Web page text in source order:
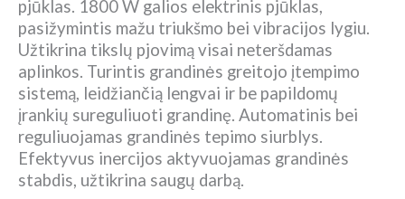
pjūklas. 1800 W galios elektrinis pjūklas,
pasižymintis mažu triukšmo bei vibracijos lygiu.
Užtikrina tikslų pjovimą visai neteršdamas
aplinkos. Turintis grandinės greitojo įtempimo
sistemą, leidžiančią lengvai ir be papildomų
įrankių sureguliuoti grandinę. Automatinis bei
reguliuojamas grandinės tepimo siurblys.
Efektyvus inercijos aktyvuojamas grandinės
stabdis, užtikrina saugų darbą.